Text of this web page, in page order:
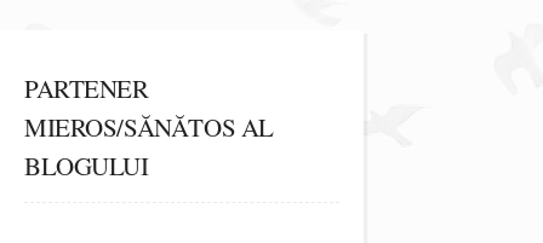
PARTENER
MIEROS/SĂNĂTOS AL
BLOGULUI